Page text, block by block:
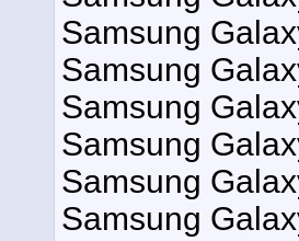
Samsung
Samsung
Samsung
Samsung
Samsung
Samsung